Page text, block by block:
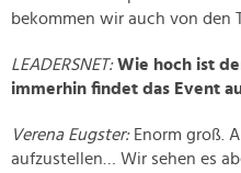
bekommen wir auch von den
LEADERSNET:Wie hoch ist
immerhin findet das Event
Verena Eugster:Enorm groß.
aufzustellen… Wir sehen es